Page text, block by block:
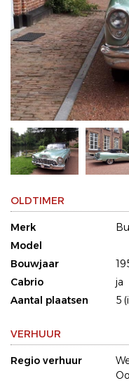
OLDTIMER
Merk
Model
Bouwjaar
Cabrio
ja
Aantal plaatsen
5
VERHUUR
Regio verhuur